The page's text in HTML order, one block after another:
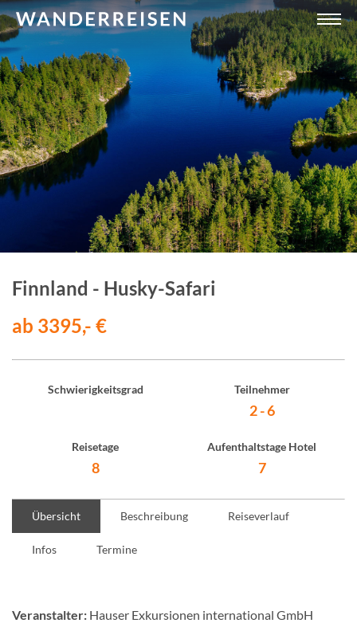
Finnland - Husky-Safari
ab 3395,- €
Schwierigkeitsgrad Teilnehmer
2 - 6
Reisetage
8
Aufenthaltstage Hotel
7
Übersicht Beschreibung Reiseverlauf
Infos Termine
Veranstalter: Hauser Exkursionen international GmbH